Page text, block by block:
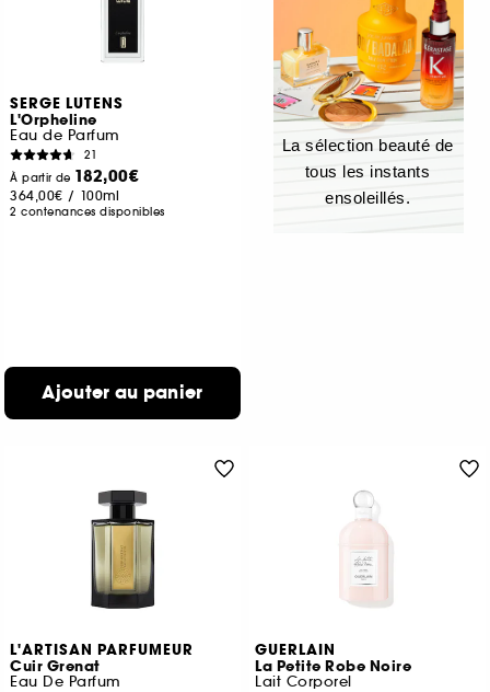
SERGE LUTENS
L'Orpheline
Eau de Parfum
21
À partir de 182,00€
364,00€ / 100ml
2 contenances disponibles
Ajouter au panier
La sélection beauté de
tous les instants
ensoleillés.
L'ARTISAN PARFUMEUR
Cuir Grenat
Eau De Parfum
GUERLAIN
La Petite Robe Noire
Lait Corporel